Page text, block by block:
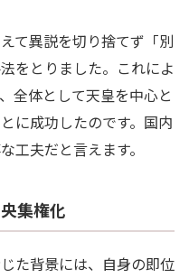
て異説を切り捨てず「別
をとりました。これによ
全体として天皇を中心と
に成功したのです。国内
工夫だと言えます。
集権化
た背景には、自身の即位